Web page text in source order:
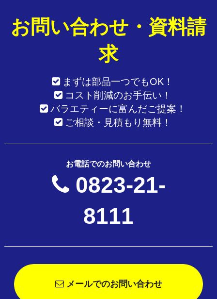
お問い合わせ・資料請
求
まずは部品一つでもOK！
コスト削減のお手伝い！
バラエティーに富んだご提案！
ご相談・見積もり無料！
お電話でのお問い合わせ
0823-21-
8111
メールでのお問い合わせ